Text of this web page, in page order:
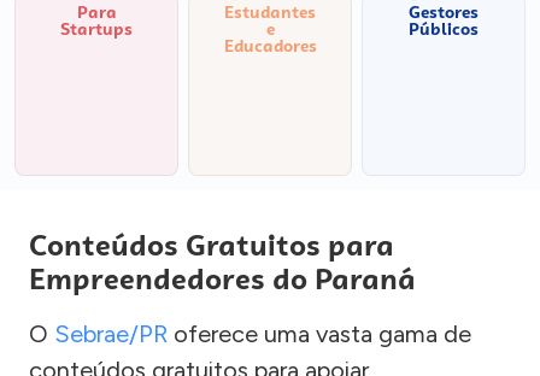
Para
Startups
Estudantes
e
Educadores
Gestores
Públicos
Conteúdos Gratuitos para
Empreendedores do Paraná
O Sebrae/PR oferece uma vasta gama de
conteúdos gratuitos para apoiar